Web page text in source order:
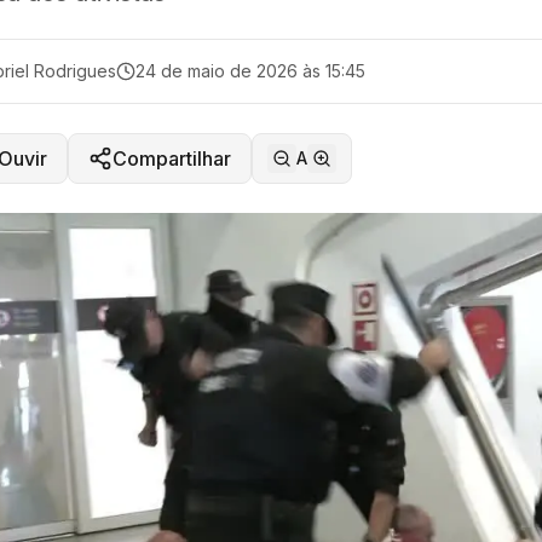
Rodrigues 24 de maio de 2026 às 15:45
Compartilhar A